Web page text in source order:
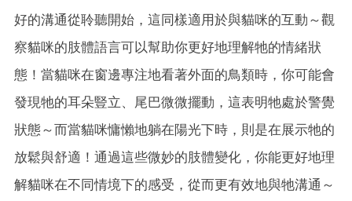
好的溝通從聆聽開始，這同樣適用於與貓咪的互動～觀
察貓咪的肢體語言可以幫助你更好地理解牠的情緒狀
態！當貓咪在窗邊專注地看著外面的鳥類時，你可能會
發現牠的耳朵豎立、尾巴微微擺動，這表明牠處於警覺
狀態～而當貓咪慵懶地躺在陽光下時，則是在展示牠的
放鬆與舒適！通過這些微妙的肢體變化，你能更好地理
解貓咪在不同情境下的感受，從而更有效地與牠溝通～